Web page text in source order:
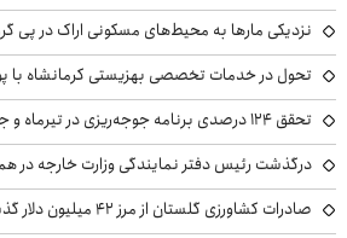
نزدیکی مارها به محیط‌های مسکونی اراک در پی
تحول در خدمات تخصصی بهزیستی کرمانشاه با پوشش ۱۹۲
تحقق ۱۲۴ درصدی برنامه جوجه‌ریزی در تیرماه و جهش تولید مرغ در فارس
درگذشت رئیس دفتر نمایندگی وزارت خارجه در
صادرات کشاورزی گلستان از مرز ۴۲ میلیون دلار گذشت